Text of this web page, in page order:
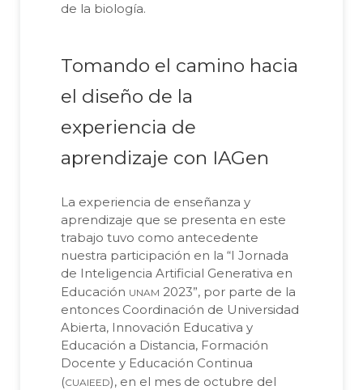
de la biología.
Tomando el camino hacia
el diseño de la
experiencia de
aprendizaje con IAGen
La experiencia de enseñanza y
aprendizaje que se presenta en este
trabajo tuvo como antecedente
nuestra participación en la “I Jornada
de Inteligencia Artificial Generativa en
Educación unam 2023”, por parte de la
entonces Coordinación de Universidad
Abierta, Innovación Educativa y
Educación a Distancia, Formación
Docente y Educación Continua
(cuaieed), en el mes de octubre del